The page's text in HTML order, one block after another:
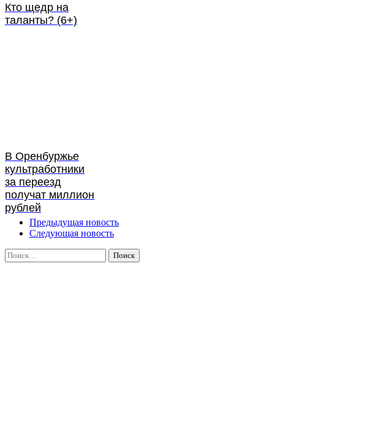
Кто щедр на
таланты? (6+)
В Оренбуржье
культработники
за переезд
получат миллион
рублей
Предыдущая новость
Следующая новость
Найти: